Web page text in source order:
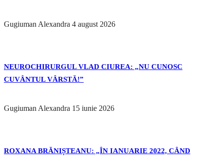
Gugiuman Alexandra 4 august 2026
NEUROCHIRURGUL VLAD CIUREA: „NU CUNOSC
CUVÂNTUL VÂRSTĂ!”
Gugiuman Alexandra 15 iunie 2026
ROXANA BRĂNIȘTEANU: „ÎN IANUARIE 2022, CÂND